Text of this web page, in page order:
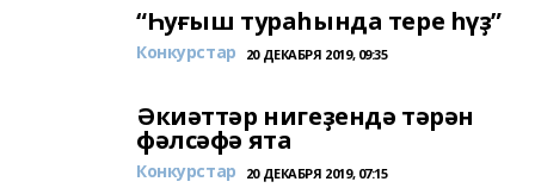
“Һуғыш тураһында тере һүҙ”
Конкурстар 20 ДЕКАБРЯ 2019, 09:35
Әкиәттәр нигеҙендә тәрән
фәлсәфә ята
Конкурстар 20 ДЕКАБРЯ 2019, 07:15